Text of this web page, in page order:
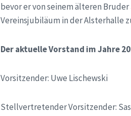
bevor er von seinem älteren
Vereinsjubiläum in der Alsterhalle
Der aktuelle Vorstand im Jahre
Vorsitzender: Uwe Lischewski
Stellvertretender Vorsitzender: